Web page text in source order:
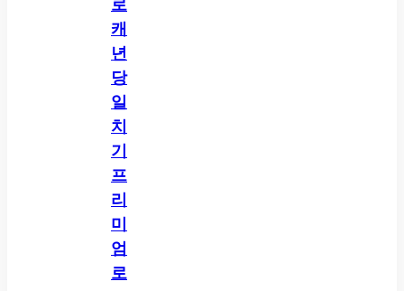
로
캐
년
당
일
치
기
프
리
미
엄
로